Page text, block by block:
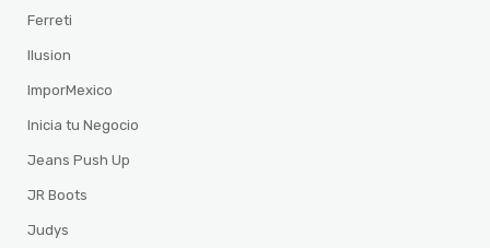
Ferreti
Ilusion
ImporMexico
Inicia tu Negocio
Jeans Push Up
JR Boots
Judys